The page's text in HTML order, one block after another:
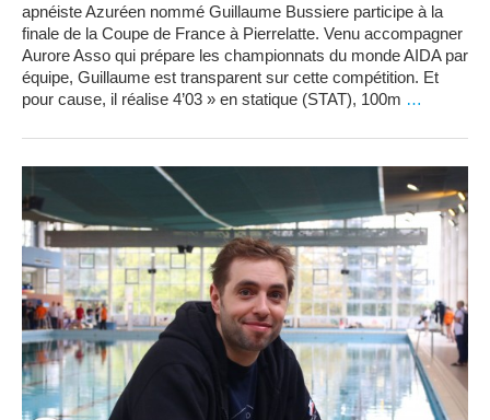
apnéiste Azuréen nommé Guillaume Bussiere participe à la
finale de la Coupe de France à Pierrelatte. Venu accompagner
Aurore Asso qui prépare les championnats du monde AIDA par
équipe, Guillaume est transparent sur cette compétition. Et
pour cause, il réalise 4’03 » en statique (STAT), 100m …